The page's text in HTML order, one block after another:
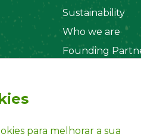
Sustainability
Who we are
Founding
Regulamento
Privacy Policy
para melhorar a sua